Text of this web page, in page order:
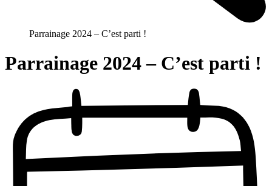
Parrainage 2024 – C’est parti !
Parrainage 2024 – C’est parti !